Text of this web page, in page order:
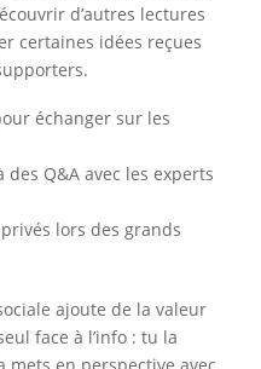
d’autres lectures
certaines idées reçues
échanger sur les
Q&A avec les experts
lors des grands
ajoute de la valeur
face à l’info : tu la
mets en perspective avec